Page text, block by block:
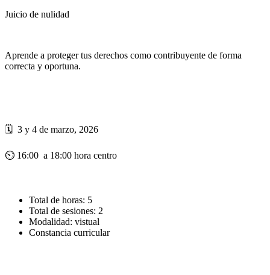
Juicio de nulidad
Aprende a proteger tus derechos como contribuyente de forma
correcta y oportuna.
🗓 3 y 4 de marzo, 2026
⏲ 16:00 a 18:00 hora centro
Total de horas: 5
Total de sesiones: 2
Modalidad: vistual
Constancia curricular